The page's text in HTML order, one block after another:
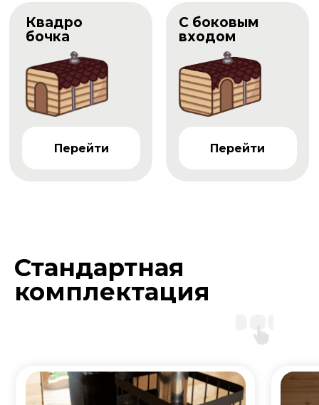
Квадро
бочка
Перейти
С боковым
входом
Перейти
Стандартная
комплектация